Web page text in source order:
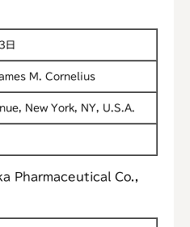
日
M. Cornelius
New York, NY, U.S.A.
Pharmaceutical Co.,